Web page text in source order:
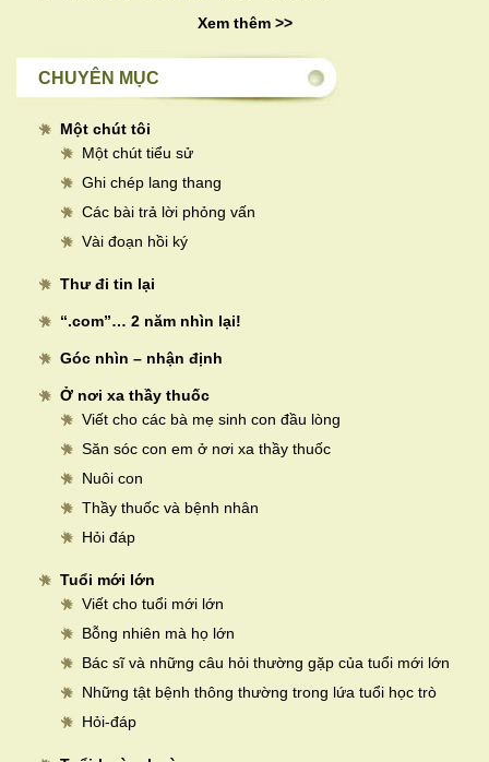
Xem thêm >>
CHUYÊN MỤC
Một chút tôi
Một chút tiểu sử
Ghi chép lang thang
Các bài trả lời phỏng vấn
Vài đoạn hồi ký
Thư đi tin lại
“.com”… 2 năm nhìn lại!
Góc nhìn – nhận định
Ở nơi xa thầy thuốc
Viết cho các bà mẹ sinh con đầu lòng
Săn sóc con em ở nơi xa thầy thuốc
Nuôi con
Thầy thuốc và bệnh nhân
Hỏi đáp
Tuổi mới lớn
Viết cho tuổi mới lớn
Bỗng nhiên mà họ lớn
Bác sĩ và những câu hỏi thường gặp của tuổi mới lớn
Những tật bệnh thông thường trong lứa tuổi học trò
Hỏi-đáp